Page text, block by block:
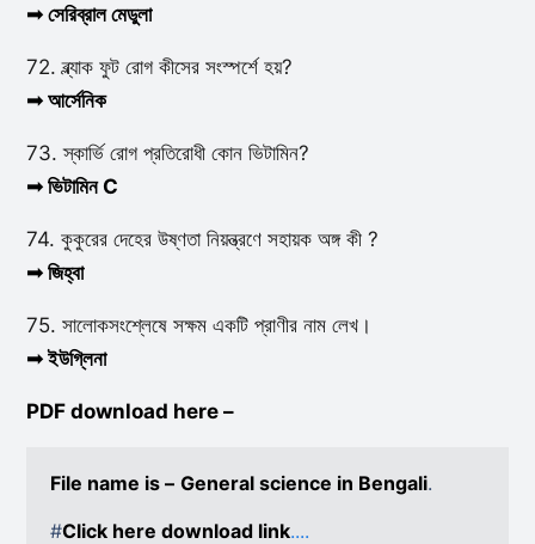
➟ সেরিব্রাল মেডুলা
72. ব্ল্যাক ফুট রোগ কীসের সংস্পর্শে হয়?
➟ আর্সেনিক
73. স্কার্ভি রোগ প্রতিরোধী কোন ভিটামিন?
➟ ভিটামিন C
74. কুকুরের দেহের উষ্ণতা নিয়ন্ত্রণে সহায়ক অঙ্গ কী ?
➟ জিহ্বা
75. সালোকসংশ্লেষে সক্ষম একটি প্রাণীর নাম লেখ।
➟ ইউগ্লিনা
PDF download here –
File name is – General science in Bengali.
#Click here download link....